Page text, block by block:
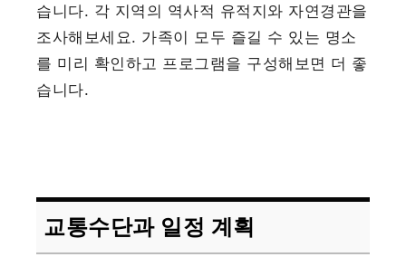
습니다. 각 지역의 역사적 유적지와 자연경관을
조사해보세요. 가족이 모두 즐길 수 있는 명소
를 미리 확인하고 프로그램을 구성해보면 더 좋
습니다.
교통수단과 일정 계획